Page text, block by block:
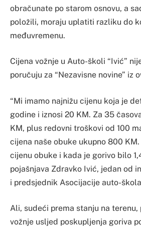
obračunate po starom osnovu, a
položili, moraju uplatiti razliku do
međuvremenu.
Cijena vožnje u Auto-školi “Ivić”
poručuju za “Nezavisne novine” iz
“Mi imamo najnižu cijenu koja je
godine i iznosi 20 KM. Za 35
KM, plus redovni troškovi od 100
cijena naše obuke ukupno 800
cijenu obuke i kada je gorivo bilo
pojašnjava Zdravko Ivić, jedan od
i predsjednik Asocijacije auto-
Ali, sudeći prema stanju na terenu,
vožnje usljed poskupljenja goriva